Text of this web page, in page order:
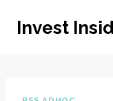
InhaltInvest